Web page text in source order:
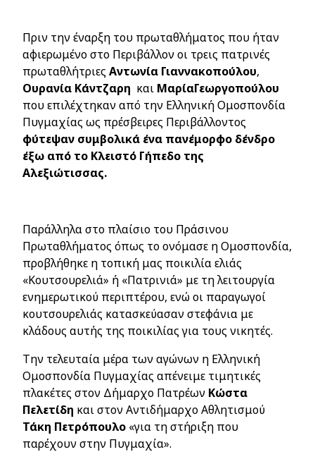
Πριν την έναρξη του πρωταθλήματος που ήταν
αφιερωμένο στο Περιβάλλον οι τρεις πατρινές
πρωταθλήτριες Αντωνία Γιαννακοπούλου,
Ουρανία Κάντζαρη και ΜαρίαΓεωργοπούλου
που επιλέχτηκαν από την Ελληνική Ομοσπονδία
Πυγμαχίας ως πρέσβειρες Περιβάλλοντος
φύτεψαν συμβολικά ένα πανέμορφο δένδρο
έξω από το Κλειστό Γήπεδο της
Αλεξιώτισσας.
Παράλληλα στο πλαίσιο του Πράσινου
Πρωταθλήματος όπως το ονόμασε η Ομοσπονδία,
προβλήθηκε η τοπική μας ποικιλία ελιάς
«Κουτσουρελιά» ή «Πατρινιά» με τη λειτουργία
ενημερωτικού περιπτέρου, ενώ οι παραγωγοί
κουτσουρελιάς κατασκεύασαν στεφάνια με
κλάδους αυτής της ποικιλίας για τους νικητές.
Την τελευταία μέρα των αγώνων η Ελληνική
Ομοσπονδία Πυγμαχίας απένειμε τιμητικές
πλακέτες στον Δήμαρχο Πατρέων Κώστα
Πελετίδη και στον Αντιδήμαρχο Αθλητισμού
Τάκη Πετρόπουλο «για τη στήριξη που
παρέχουν στην Πυγμαχία».